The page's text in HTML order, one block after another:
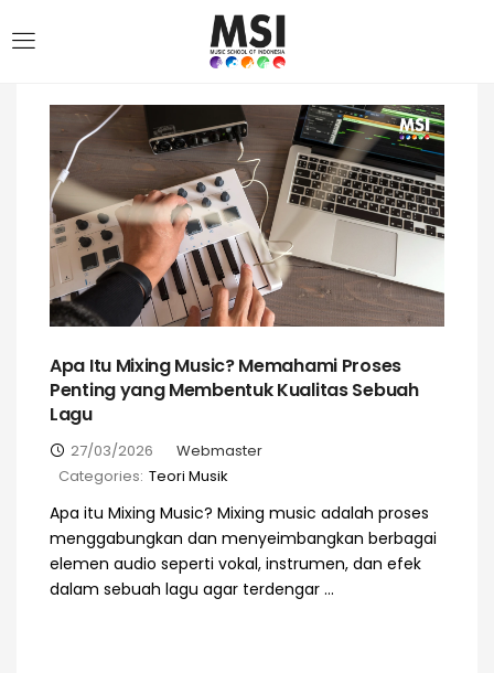
Apa Itu Mixing Music? Memahami Proses
Penting yang Membentuk Kualitas Sebuah
Lagu
27/03/2026
Webmaster
Categories: Teori Musik
Apa itu Mixing Music? Mixing music adalah proses
menggabungkan dan menyeimbangkan berbagai
elemen audio seperti vokal, instrumen, dan efek
dalam sebuah lagu agar terdengar ...